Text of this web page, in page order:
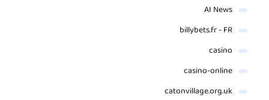
AI News
billybets.fr - FR
casino
casino-online
catonvillage.org.uk